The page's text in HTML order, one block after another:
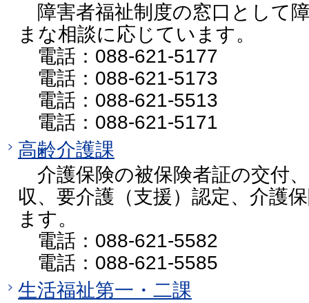
障害者福祉制度の窓口として
まな相談に応じています。
電話：088-621-5177
電話：088-621-5173
電話：088-621-5513
電話：088-621-5171
高齢介護課
介護保険の被保険者証の交付
収、要介護（支援）認定、介護
ます。
電話：088-621-5582
電話：088-621-5585
生活福祉第一・二課